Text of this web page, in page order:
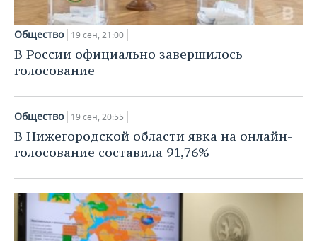
Общество 19 сен, 21:00
В России официально завершилось
голосование
Общество 19 сен, 20:55
В Нижегородской области явка на онлайн-
голосование составила 91,76%